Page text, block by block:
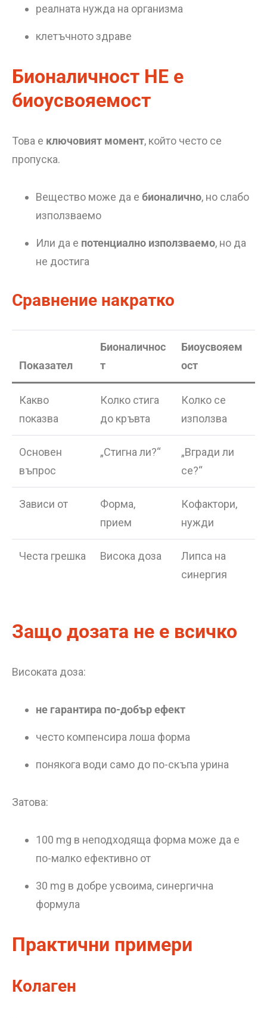
реалната нужда на организма
клетъчното здраве
Бионаличност НЕ е
биоусвояемост
Това е ключовият момент, който често се
пропуска.
Вещество може да е бионалично, но слабо
използваемо
Или да е потенциално използваемо, но да
не достига
Сравнение накратко
Показател
Бионаличнос
т
Биоусвояем
ост
Какво
показва
Колко стига
до кръвта
Колко се
използва
Основен
въпрос
„Стигна ли?“
„Вгради ли
се?“
Зависи от
Форма,
прием
Кофактори,
нужди
Честа грешка Висока доза
Липса на
синергия
Защо дозата не е всичко
Високата доза:
не гарантира по-добър ефект
често компенсира лоша форма
понякога води само до по-скъпа урина
Затова:
100 mg в неподходяща форма може да е
по-малко ефективно от
30 mg в добре усвоима, синергична
формула
Практични примери
Колаген